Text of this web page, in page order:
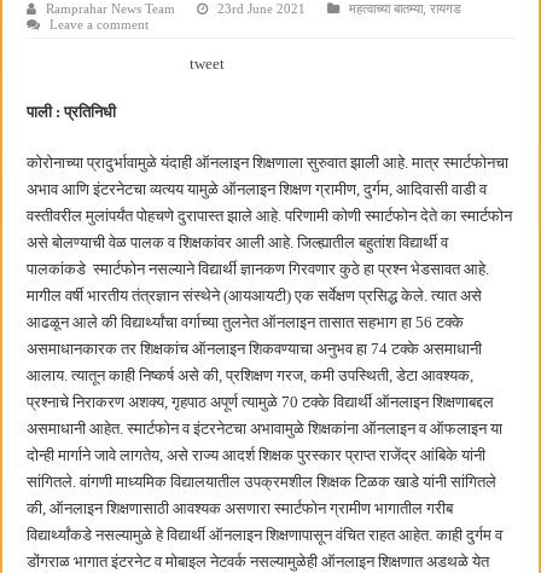
जनार्दन भगत शिक्षण प्रसारक संस्थेच्या मुख्य प्रशासकीय कार्यालयासह भव्य मूट कोर्टचे बुधवारी
छत्रपती शिवाजी महाराज महाराजस्व समाधान शिबिरास पनवेलमध्ये उत्स्फूर्त प्रतिसाद
बाल्मर लॉरी आणि शेल इंडियातील कंत्राटी कामगारांना भरघोस पगारवाढ
Ramprahar News Team 23rd June 2021 महत्वाच्या बातम्या,रायगड
Leave a comment
tweet
पाली : प्रतिनिधी
कोरोनाच्या प्रादुर्भावामुळे यंदाही ऑनलाइन शिक्षणाला सुरुवात झाली आहे. मात्र स्मार्टफोनचा
अभाव आणि इंटरनेटचा व्यत्यय यामुळे ऑनलाइन शिक्षण ग्रामीण, दुर्गम, आदिवासी वाडी व
वस्तीवरील मुलांपर्यंत पोहचणे दुरापास्त झाले आहे. परिणामी कोणी स्मार्टफोन देते का स्मार्टफोन
असे बोलण्याची वेळ पालक व शिक्षकांवर आली आहे. जिल्ह्यातील बहुतांश विद्यार्थी व
पालकांकडे स्मार्टफोन नसल्याने विद्यार्थी ज्ञानकण गिरवणार कुठे हा प्रश्न भेडसावत आहे.
मागील वर्षी भारतीय तंत्रज्ञान संस्थेने (आयआयटी) एक सर्वेक्षण प्रसिद्ध केले. त्यात असे
आढळून आले की विद्यार्थ्यांचा वर्गाच्या तुलनेत ऑनलाइन तासात सहभाग हा 56 टक्के
असमाधानकारक तर शिक्षकांच ऑनलाइन शिकवण्याचा अनुभव हा 74 टक्के असमाधानी
आलाय. त्यातून काही निष्कर्ष असे की, प्रशिक्षण गरज, कमी उपस्थिती, डेटा आवश्यक,
प्रश्नाचे निराकरण अशक्य, गृहपाठ अपूर्ण त्यामुळे 70 टक्के विद्यार्थी ऑनलाइन शिक्षणाबद्दल
असमाधानी आहेत. स्मार्टफोन व इंटरनेटचा अभावामुळे शिक्षकांना ऑनलाइन व ऑफलाइन या
दोन्ही मार्गाने जावे लागतेय, असे राज्य आदर्श शिक्षक पुरस्कार प्राप्त राजेंद्र आंबिके यांनी
सांगितले. वांगणी माध्यमिक विद्यालयातील उपक्रमशील शिक्षक टिळक खाडे यांनी सांगितले
की, ऑनलाइन शिक्षणासाठी आवश्यक असणारा स्मार्टफोन ग्रामीण भागातील गरीब
विद्यार्थ्यांकडे नसल्यामुळे हे विद्यार्थी ऑनलाइन शिक्षणापासून वंचित राहत आहेत. काही दुर्गम व
डोंगराळ भागात इंटरनेट व मोबाइल नेटवर्क नसल्यामुळेही ऑनलाइन शिक्षणात अडथळे येत